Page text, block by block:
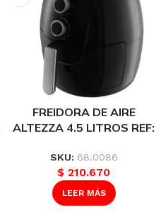
FREIDORA DE AIRE
ALTEZZA 4.5 LITROS REF:
SKU: 68.0086
$ 210.670
LEER MÁS